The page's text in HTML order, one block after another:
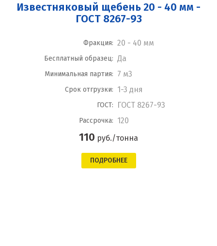
Известняковый щебень 20 - 40 мм -
ГОСТ 8267-93
Фракция: 20 - 40 мм
Бесплатный образец: Да
Минимальная партия: 7 м3
Срок отгрузки: 1-3 дня
ГОСТ: ГОСТ 8267-93
Рассрочка: 120
110 руб./тонна
ПОДРОБНЕЕ